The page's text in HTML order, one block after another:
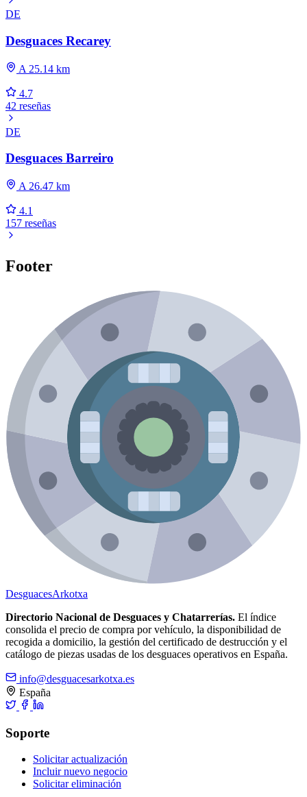
DE
Desguaces Recarey
A 25.14 km
4.7
42 reseñas
DE
Desguaces Barreiro
A 26.47 km
4.1
157 reseñas
Footer
DesguacesArkotxa
Directorio Nacional de Desguaces y Chatarrerías. El índice
consolida el precio de compra por vehículo, la disponibilidad de
recogida a domicilio, la gestión del certificado de destrucción y el
catálogo de piezas usadas de los desguaces operativos en España.
info@desguacesarkotxa.es
España
Soporte
Solicitar actualización
Incluir nuevo negocio
Solicitar eliminación